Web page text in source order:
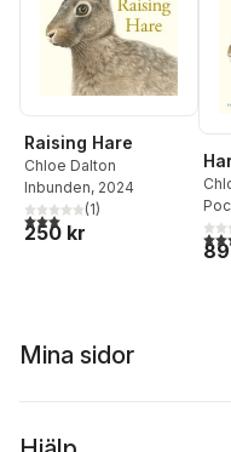
Raising Hare
Chloe Dalton
Inbunden, 2024
3,0utav 5 stjärnor. Totalt
(1)
250 kr
4,2
Mina sidor